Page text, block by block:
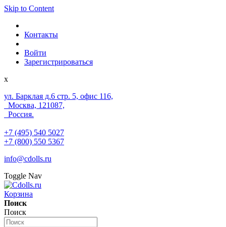
Skip to Content
Контакты
Войти
Зарегистрироваться
x
ул. Барклая д.6 стр. 5, офис 116,
Москва, 121087,
Россия.
+7 (495) 540 5027
+7 (800) 550 5367
info@cdolls.ru
Toggle Nav
Корзина
Поиск
Поиск